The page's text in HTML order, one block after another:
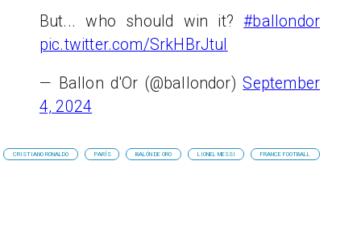
But... who should win it?#ballondor
pic.twitter.com/SrkHBrJtuI
— Ballon d'Or (@ballondor)September
4, 2024
CRISTIANO RONALDO PARÍS BALÓN DE ORO LIONEL MESSI FRANCE FOOTBALL